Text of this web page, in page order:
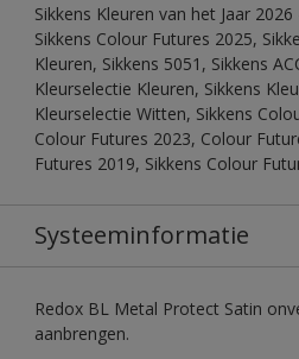
Sikkens Kleuren van het Jaar
Sikkens Colour Futures 2025,
Kleuren, Sikkens 5051, Sikkens
Kleurselectie Kleuren, Sikkens
Kleurselectie Witten, Sikkens
Colour Futures 2023, Colour
Futures 2019, Sikkens Colour
Systeeminformatie
Redox BL Metal Protect Satin
aanbrengen.